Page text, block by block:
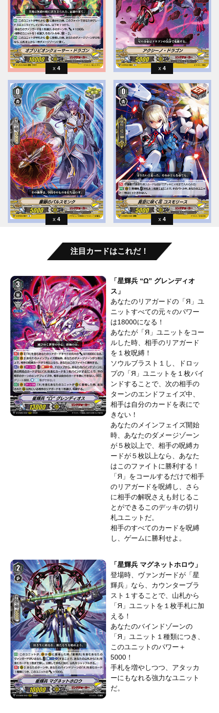
4 4
4 4
注目カードはこれだ！
「星輝兵 “Ω” グレンディオ
ス」
あなたのリアガードの「Я」ユ
ニットすべての元々のパワー
は18000になる！
あなたが「Я」ユニットをコー
ルした時、相手のリアガード
を１枚呪縛！
ソウルブラスト１し、ドロッ
プの「Я」ユニットを１枚バイ
ンドすることで、次の相手の
ターンのエンドフェイズ中、
相手は自分のカードを表にで
きない！
あなたのメインフェイズ開始
時、あなたのダメージゾーン
が５枚以上で、相手の呪縛カ
ードが５枚以上なら、あなた
はこのファイトに勝利する！
「Я」をコールするだけで相手
のリアガードを呪縛し、さら
に相手の解呪さえも封じるこ
とができるこのデッキの切り
札ユニットだ。
相手のすべてのカードを呪縛
し、ゲームに勝利せよ。
「星輝兵 マグネットホロウ」
登場時、ヴァンガードが「星
輝兵」なら、カウンターブラ
スト１することで、山札から
「Я」ユニットを１枚手札に加
える！
あなたのバインドゾーンの
「Я」ユニット１種類につき、
このユニットのパワー＋
5000！
手札を増やしつつ、アタッカ
ーにもなれる強力なユニット
だ。